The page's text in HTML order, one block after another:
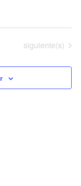
Eventos
siguiente(s)